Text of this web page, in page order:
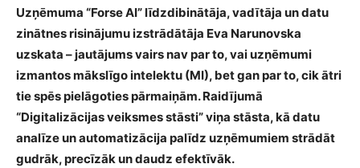
Uzņēmuma “Forse AI” līdzdibinātāja, vadītāja un datu
zinātnes risinājumu izstrādātāja Eva Narunovska
uzskata – jautājums vairs nav par to, vai uzņēmumi
izmantos mākslīgo intelektu (MI), bet gan par to, cik ātri
tie spēs pielāgoties pārmaiņām. Raidījumā
“Digitalizācijas veiksmes stāsti” viņa stāsta, kā datu
analīze un automatizācija palīdz uzņēmumiem strādāt
gudrāk, precīzāk un daudz efektīvāk.